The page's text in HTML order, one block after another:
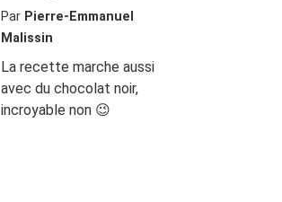
Par Pierre-Emmanuel
Malissin
La recette marche aussi
avec du chocolat noir,
incroyable non 😉